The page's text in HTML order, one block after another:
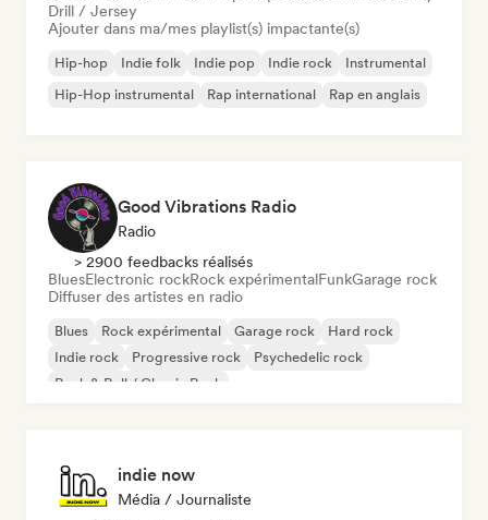
Drill / Jersey
Ajouter dans ma/mes playlist(s) impactante(s)
Hip-hop Indie folk Indie pop Indie rock
Instrumental
Hip-Hop instrumental
Rap international Rap en anglais
Good Vibrations Radio
Radio
> 2900 feedbacks réalisés
BluesElectronic rockRock expérimentalFunkGarage rock
Diffuser des artistes en radio
Blues Rock expérimental Garage rock
Hard rock
Indie rock
Progressive rock
Psychedelic rock
Rock & Roll / Classic Rock
indie now
Média / Journaliste